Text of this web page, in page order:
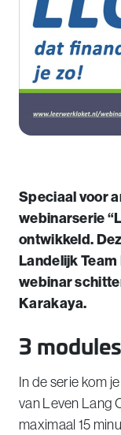
Speciaal voor
webinarserie
ontwikkeld.
Landelijk
webinar
Karakaya.
3 modules
In de serie kom
van Leven Lang
maximaal 15